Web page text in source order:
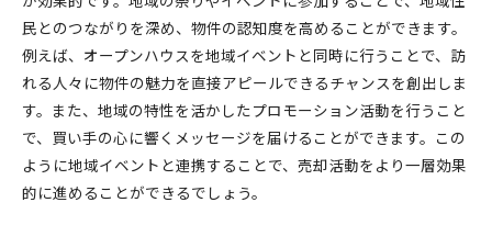
民とのつながりを深め、物件の認知度を高めることができます。
例えば、オープンハウスを地域イベントと同時に行うことで、訪
れる人々に物件の魅力を直接アピールできるチャンスを創出しま
す。また、地域の特性を活かしたプロモーション活動を行うこと
で、買い手の心に響くメッセージを届けることができます。この
ように地域イベントと連携することで、売却活動をより一層効果
的に進めることができるでしょう。